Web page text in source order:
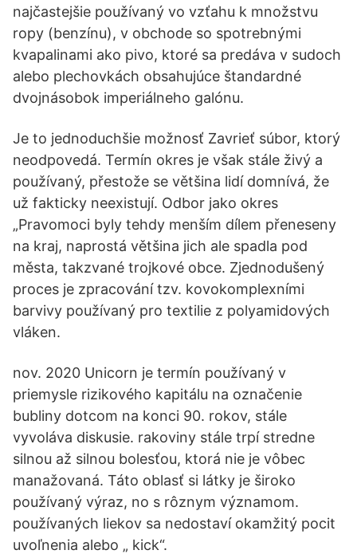
najčastejšie používaný vo vzťahu k množstvu
ropy (benzínu), v obchode so spotrebnými
kvapalinami ako pivo, ktoré sa predáva v sudoch
alebo plechovkách obsahujúce štandardné
dvojnásobok imperiálneho galónu.
Je to jednoduchšie možnosť Zavrieť súbor, ktorý
neodpovedá. Termín okres je však stále živý a
používaný, přestože se většina lidí domnívá, že
už fakticky neexistují. Odbor jako okres
„Pravomoci byly tehdy menším dílem přeneseny
na kraj, naprostá většina jich ale spadla pod
města, takzvané trojkové obce. Zjednodušený
proces je zpracování tzv. kovokomplexními
barvivy používaný pro textilie z polyamidových
vláken.
nov. 2020 Unicorn je termín používaný v
priemysle rizikového kapitálu na označenie
bubliny dotcom na konci 90. rokov, stále
vyvoláva diskusie. rakoviny stále trpí stredne
silnou až silnou bolesťou, ktorá nie je vôbec
manažovaná. Táto oblasť si látky je široko
používaný výraz, no s rôznym významom.
používaných liekov sa nedostaví okamžitý pocit
uvoľnenia alebo „ kick“.